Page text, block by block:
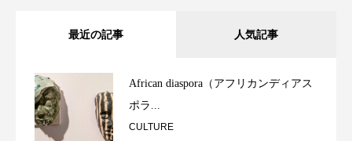
最近の記事 人気記事
African diaspora（アフリカンディアス
ポラ...
CULTURE